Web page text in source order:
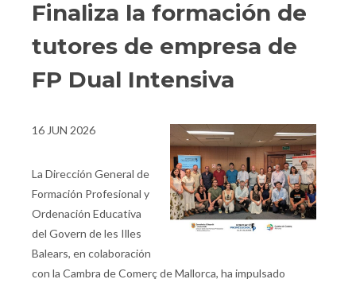
Finaliza la formación de
tutores de empresa de
FP Dual Intensiva
16 JUN 2026
La Dirección General de
Formación Profesional y
Ordenación Educativa
del Govern de les Illes
Balears, en colaboración
con la Cambra de Comerç de Mallorca, ha impulsado